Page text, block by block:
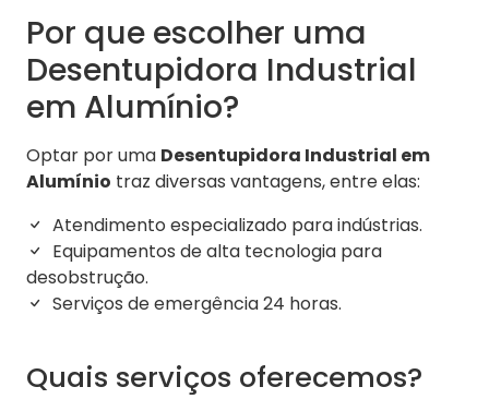
Por que escolher uma
Desentupidora Industrial
em Alumínio?
Optar por uma Desentupidora Industrial em
Alumínio traz diversas vantagens, entre elas:
Atendimento especializado para indústrias.
Equipamentos de alta tecnologia para
desobstrução.
Serviços de emergência 24 horas.
Quais serviços oferecemos?